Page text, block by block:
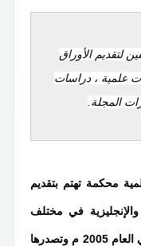
لتقديم الأوراق
علمية ، دراسات
محكمة تهتم بتقديم
والإنجليزية في مختلف
المجالات العلمية نٌشر العدد الاول منها في العام 2005 م وتصدرها